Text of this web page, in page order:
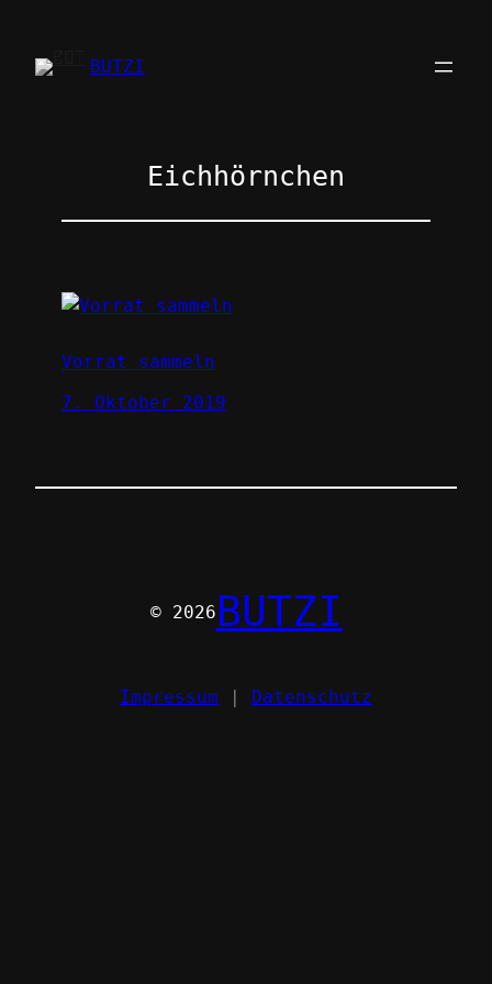
springenBUTZI
Eichhörnchen
Vorrat sammeln
7. Oktober 2019
© 2026 BUTZI
Impressum | Datenschutz